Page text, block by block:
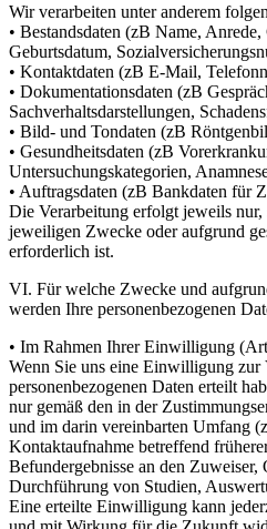
Wir verarbeiten unter anderem
• Bestandsdaten (zB Name, Anrede,
Geburtsdatum,
• Kontaktdaten (zB E-Mail,
• Dokumentationsdaten (zB
Sachverhaltsdarstellungen,
• Bild- und Tondaten (zB
• Gesundheitsdaten (zB
Untersuchungskategorien,
• Auftragsdaten (zB Bankdaten für
Die Verarbeitung erfolgt jeweils
jeweiligen Zwecke oder aufgrund
erforderlich ist.
VI. Für welche Zwecke und
werden Ihre personenbezogenen
• Im Rahmen Ihrer Einwilligung
Wenn Sie uns eine Einwilligung zur
personenbezogenen Daten erteilt
nur gemäß den in der
und im darin vereinbarten Umfang
Kontaktaufnahme betreffend
Befundergebnisse an den Zuweiser,
Durchführung von Studien,
Eine erteilte Einwilligung kann